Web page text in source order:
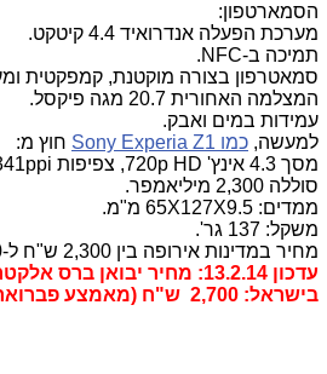
הסמארטפון:
מערכת הפעלה אנדרואיד 4.4 קיטקט.
תמיכה ב-NFC.
המצלמה האחורית 20.7 מגה פיקסל.
עמידות במים ואבק.
למעשה, כמו Sony Experia Z1
חוץ מ:
מסך 4.3 אינץ' 720p HD, צפיפות 341ppi.
סוללה 2,300 מיליאמפר.
ממדים: 65X127X9.5 מ"מ.
משקל: 137 גר'.
מחיר במדינות אירופה בין 2,300 ש"ח ל-2,600 ש"ח.
עדכון 13.2.14: מחיר יבואן
בישראל: 2,700 ש"ח (מאמצע פברואר 2014).